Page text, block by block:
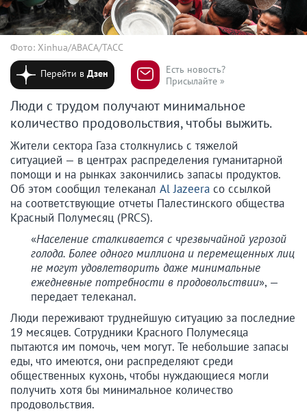
Фото: Xinhua/ABACA/ТАСС
Перейти вДзен
Есть новость?
Присылайте »
Люди с трудом получают минимальное
количество продовольствия, чтобы выжить.
Жители сектора Газа столкнулись с тяжелой
ситуацией — в центрах распределения гуманитарной
помощи и на рынках закончились запасы продуктов.
Об этом сообщил телеканал Al Jazeera со ссылкой
на соответствующие отчеты Палестинского общества
Красный Полумесяц (PRCS).
«Население сталкивается с чрезвычайной угрозой
голода. Более одного миллиона и перемещенных лиц
не могут удовлетворить даже минимальные
ежедневные потребности в продовольствии», —
передает телеканал.
Люди переживают труднейшую ситуацию за последние
19 месяцев. Сотрудники Красного Полумесяца
пытаются им помочь, чем могут. Те небольшие запасы
еды, что имеются, они распределяют среди
общественных кухонь, чтобы нуждающиеся могли
получить хотя бы минимальное количество
продовольствия.